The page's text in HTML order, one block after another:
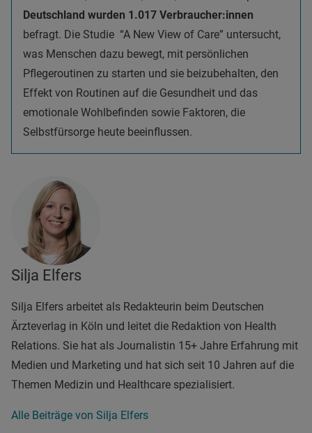
Deutschland wurden 1.017 Verbraucher:innen
befragt. Die Studie “A New View of Care” untersucht,
was Menschen dazu bewegt, mit persönlichen
Pflegeroutinen zu starten und sie beizubehalten, den
Effekt von Routinen auf die Gesundheit und das
emotionale Wohlbefinden sowie Faktoren, die
Selbstfürsorge heute beeinflussen.
Silja Elfers
Silja Elfers arbeitet als Redakteurin beim Deutschen
Ärzteverlag in Köln und leitet die Redaktion von Health
Relations. Sie hat als Journalistin 15+ Jahre Erfahrung mit
Medien und Marketing und hat sich seit 10 Jahren auf die
Themen Medizin und Healthcare spezialisiert.
Alle Beiträge von Silja Elfers